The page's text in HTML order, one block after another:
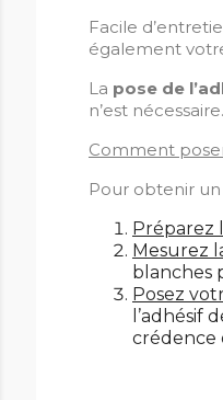
Facile
également
La pose de
n’est nécessaire.
Comment
Pour obtenir
Préparez
Mesurez
blanches
Posez
l’adhésif
crédence